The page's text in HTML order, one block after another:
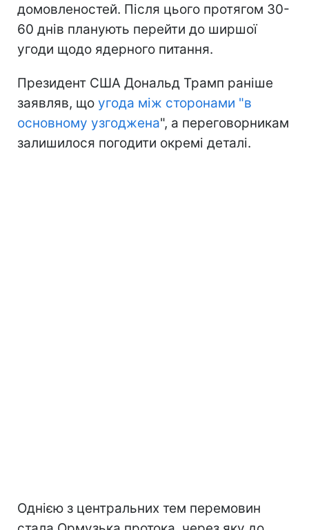
домовленостей. Після цього протягом 30-
60 днів планують перейти до ширшої
угоди щодо ядерного питання.
Президент США Дональд Трамп раніше
заявляв, що угода між сторонами "в
основному узгоджена", а переговорникам
залишилося погодити окремі деталі.
Однією з центральних тем перемовин